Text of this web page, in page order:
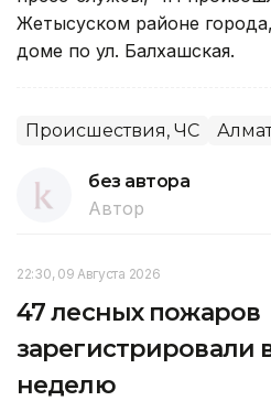
Жетысуском районе
доме по ул. Балхашская.
Происшествия, ЧС
без автора
Автор
22:30, 09 Августа 2026
47 лесных пожаров
зарегистрировали
неделю